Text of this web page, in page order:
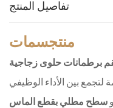
تفاصيل المنتج
منتجسمات
برطمانات حلوى زجاجية
بين الأداء الوظيفي
و سطح مطلي بقطع الماس